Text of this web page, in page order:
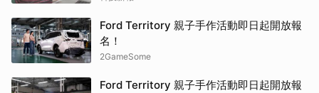
Ford Territory 親子手作活動即日起開放報
名！
2GameSome
Ford Territory 親子手作活動即日起開放報